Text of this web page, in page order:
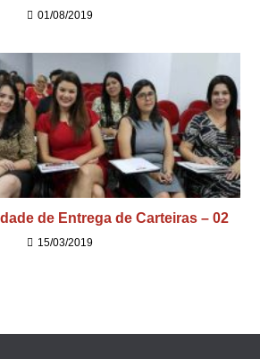
01/08/2019
de Entrega de Carteiras – 02
15/03/2019